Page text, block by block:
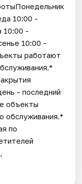
10:00 -
10:00 -
10:00 -
работают
- последний
объекты
обслуживания.*
по